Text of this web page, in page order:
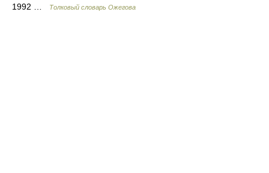
1992 …
Толковый словарь Ожегова